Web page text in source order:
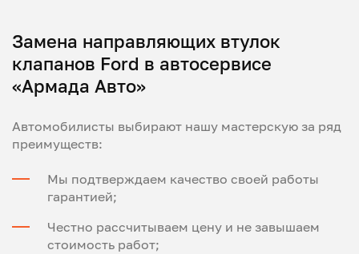
Замена направляющих втулок
клапанов Ford в автосервисе
«Армада Авто»
Автомобилисты выбирают нашу мастерскую за ряд
преимуществ:
Мы подтверждаем качество своей работы
гарантией;
Честно рассчитываем цену и не завышаем
стоимость работ;